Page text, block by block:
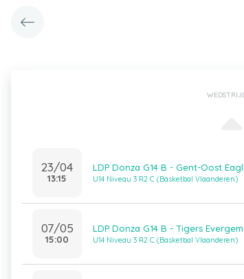
23/04
13:15
LDP Donza G14 B - Gent-Oost
U14 Niveau 3 R2 C (Basketbal Vlaanderen)
07/05
15:00
LDP Donza G14 B - Tigers Evergem
U14 Niveau 3 R2 C (Basketbal Vlaanderen)